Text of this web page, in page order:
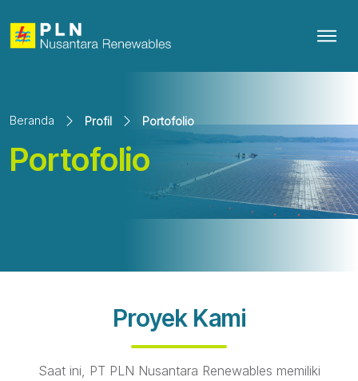
Beranda Profil Portofolio
Portofolio
Proyek Kami
Saat ini, PT PLN Nusantara Renewables memiliki